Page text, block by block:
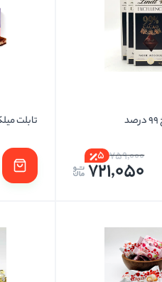
5 759,000
721,050
تابلت